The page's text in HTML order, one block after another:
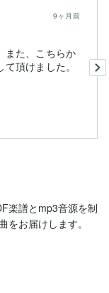
9ヶ月前
また、こちらか
頂けました。
楽譜とmp3音源を制
お届けします。